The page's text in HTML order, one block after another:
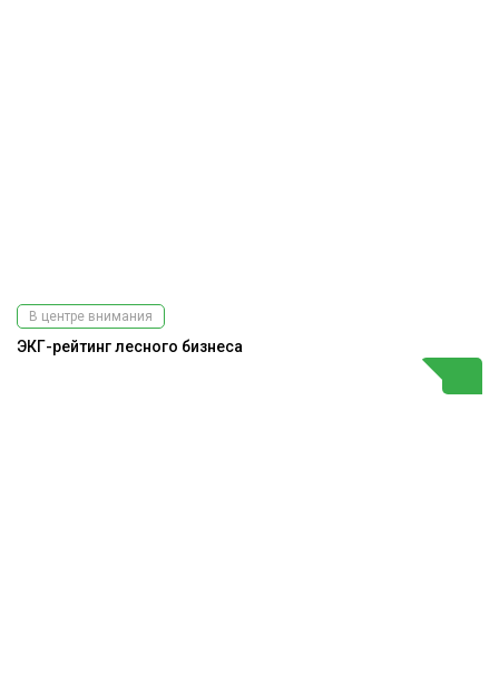
В центре внимания
ЭКГ-рейтинг лесного бизнеса